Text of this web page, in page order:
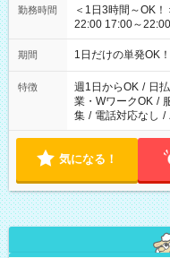
勤務時間
＜1日3時間～OK！＞ ▼ 例えば… ▼ 15:00～18:00
22:00 17:00～22:00 など こちら以外の時間もお
ださい！
期間 1日だけの単発
特徴 週1日からOK / 日
業・WワークOK /
集 / 電話対応なし /
気になる！